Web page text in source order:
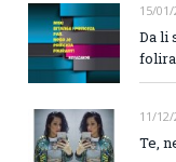
15/
Da li
11/
Te,